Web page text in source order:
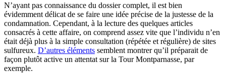
N’ayant pas connaissance du dossier complet, il est bien
évidemment délicat de se faire une idée précise de la justesse de la
condamnation. Cependant, à la lecture des quelques articles
consacrés à cette affaire, on comprend assez vite que l’individu n’en
était déjà plus à la simple consultation (répétée et régulière) de sites
sulfureux. D’autres éléments semblent montrer qu’il préparait de
façon plutôt active un attentat sur la Tour Montparnasse, par
exemple.